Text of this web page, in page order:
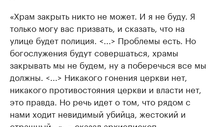
«Храм закрыть никто не может. И я не буду. Я
только могу вас призвать, и сказать, что на
улице будет полиция. <...> Проблемы есть. Но
богослужения будут совершаться, храмы
закрывать мы не будем, ну а поберечься все мы
должны. <...> Никакого гонения церкви нет,
никакого противостояния церкви и власти нет,
это правда. Но речь идет о том, что рядом с
нами ходит невидимый убийца, жестокий и